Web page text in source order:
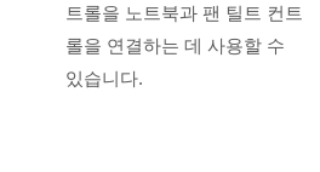
트롤을 노트북과 팬 틸트 컨트
롤을 연결하는 데 사용할 수
있습니다.